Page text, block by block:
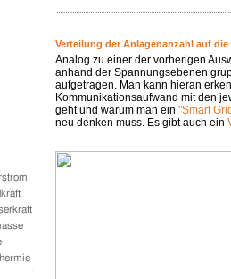
Verteilung der Anlagenanzahl auf die
Analog zu einer der vorherigen
anhand der Spannungsebenen
aufgetragen. Man kann hieran
Kommunikationsaufwand mit den
geht und warum man ein "Smart
neu denken muss. Es gibt auch ein